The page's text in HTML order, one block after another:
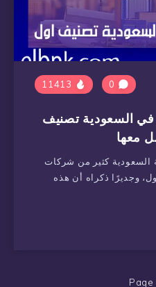
0
السعودية تصنيف
السعودية كثير من شركات
وجديرًا ذكراه أن هذه
Page